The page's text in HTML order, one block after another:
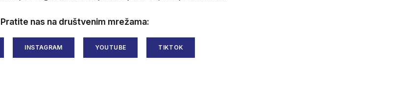
Pratite nas na društvenim mrežama:
INSTAGRAM YOUTUBE TIKTOK